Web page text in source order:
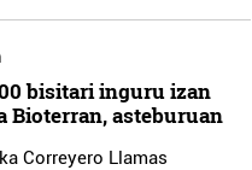
bisitari inguru izan
Bioterran, asteburuan
Correyero Llamas